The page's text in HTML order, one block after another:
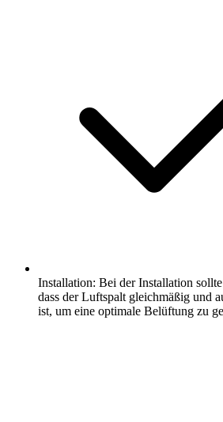
Installation: Bei der Installation
dass der Luftspalt gleichmäßig und
ist, um eine optimale Belüftung zu